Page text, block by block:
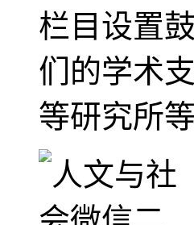
栏目设置
们的学术
等研究所等